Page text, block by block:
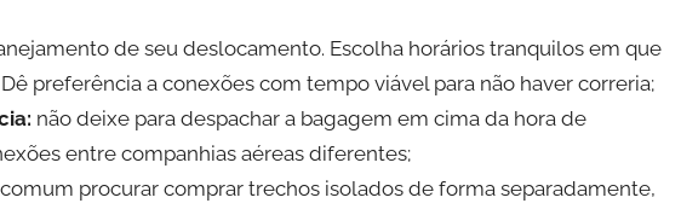
de seu deslocamento. Escolha horários tranquilos em que
preferência a conexões com tempo viável para não haver correria;
não deixe para despachar a bagagem em cima da hora de
entre companhias aéreas diferentes;
procurar comprar trechos isolados de forma separadamente,